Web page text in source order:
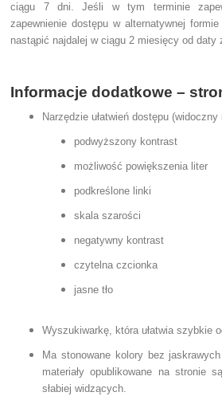
ciągu 7 dni. Jeśli w tym terminie
zapewnienie dostępu w alternatywnej
nastąpić najdalej w ciągu 2 miesięcy od daty
Informacje dodatkowe –
Narzędzie ułatwień dostępu
podwyższony kontrast
możliwość powiększenia liter
podkreślone linki
skala szarości
negatywny kontrast
czytelna czcionka
jasne tło
Wyszukiwarkę, która ułatwia szybkie
Ma stonowane kolory bez
materiały opublikowane na stronie
słabiej widzących.